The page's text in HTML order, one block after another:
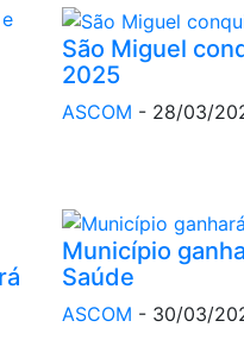
São Miguel
2025
ASCOM - 28/03/
Município
Saúde
ASCOM - 30/03/